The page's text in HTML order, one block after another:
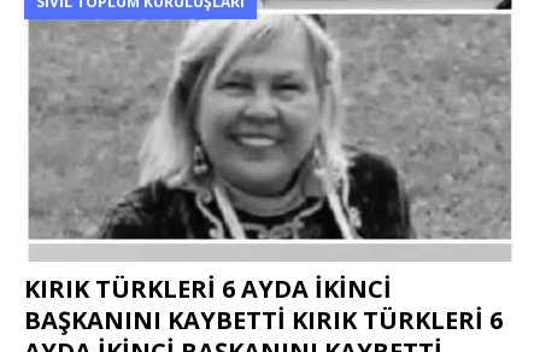
KIRIK TÜRKLERİ 6 AYDA İKİNCİ
BAŞKANINI KAYBETTİ KIRIK TÜRKLERİ 6